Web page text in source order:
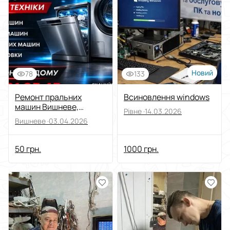
78
Ремонт пральних
машин Вишневе,
Крюківщина.
Приватний майстер.
Вишневе ·03.04.2026
50 грн.
133 Новий
Всиновлення windows
Рівне ·14.03.2026
1000 грн.